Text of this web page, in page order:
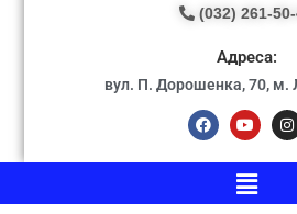
(032) 261-
Адреса:
вул. П. Дорошенка, 70, м.